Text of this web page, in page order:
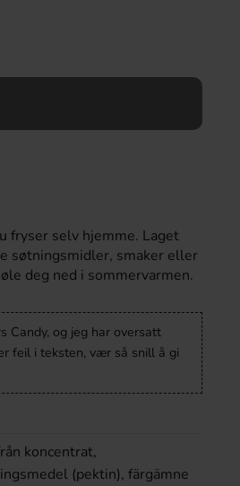
28.90
fryser selv hjemme. Laget
søtningsmidler, smaker eller
deg ned i sommervarmen.
Candy, og jeg har oversatt
feil i teksten, vær så snill å gi
koncentrat,
(pektin), färgämne